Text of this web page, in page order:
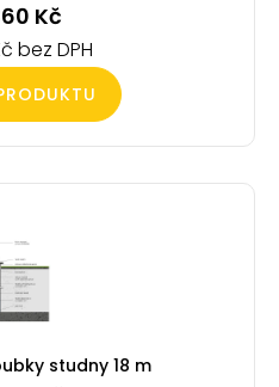
Kč
studny 18 m